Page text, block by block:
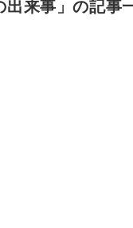
出来事」の記事